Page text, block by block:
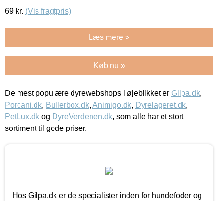
69 kr. (Vis fragtpris)
Læs mere »
Køb nu »
De mest populære dyrewebshops i øjeblikket er Gilpa.dk,
Porcani.dk, Bullerbox.dk, Animigo.dk, Dyrelageret.dk,
PetLux.dk og DyreVerdenen.dk, som alle har et stort
sortiment til gode priser.
Hos Gilpa.dk er de specialister inden for hundefoder og